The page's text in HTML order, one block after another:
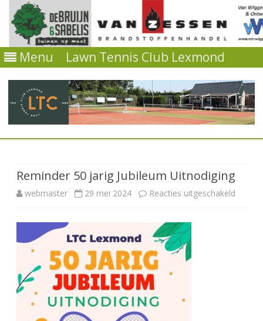
Menu Lawn Tennis Club Lexmond
de
inhoud
Reminder 50 jarig Jubileum Uitnodiging
webmaster 29 mei 2024 Reacties uitgeschakeld